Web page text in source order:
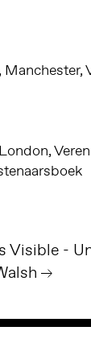
Manchester,
Visible -